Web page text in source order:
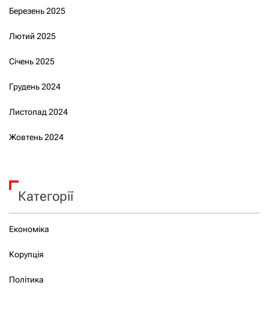
Березень 2025
Лютий 2025
Січень 2025
Грудень 2024
Листопад 2024
Жовтень 2024
Категорії
Економіка
Корупція
Політика